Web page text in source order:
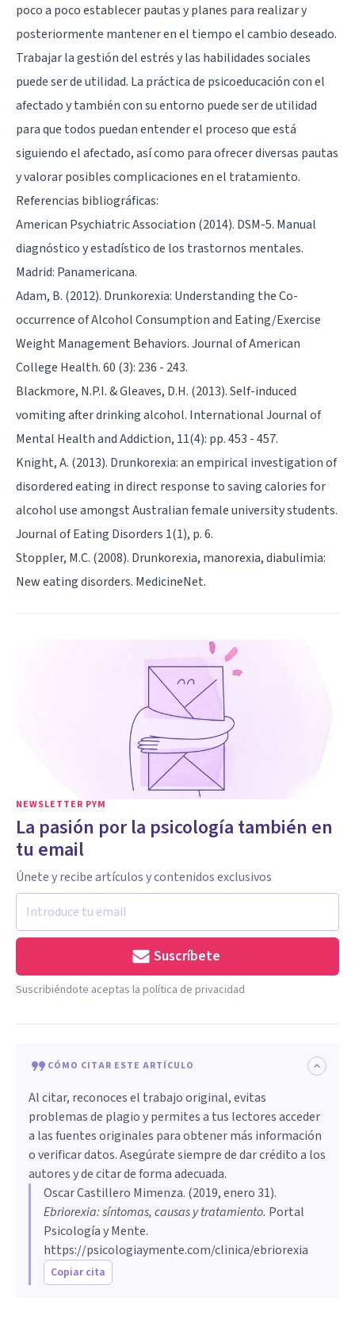
poco a poco establecer pautas y planes para realizar y
posteriormente mantener en el tiempo el cambio deseado.
Trabajar la gestión del estrés y las habilidades sociales
puede ser de utilidad. La práctica de psicoeducación con el
afectado y también con su entorno puede ser de utilidad
para que todos puedan entender el proceso que está
siguiendo el afectado, así como para ofrecer diversas pautas
y valorar posibles complicaciones en el tratamiento.
Referencias bibliográficas:
American Psychiatric Association (2014). DSM-5. Manual
diagnóstico y estadístico de los trastornos mentales.
Madrid: Panamericana.
Adam, B. (2012). Drunkorexia: Understanding the Co-
occurrence of Alcohol Consumption and Eating/Exercise
Weight Management Behaviors. Journal of American
College Health. 60 (3): 236 - 243.
Blackmore, N.P.I. & Gleaves, D.H. (2013). Self-induced
vomiting after drinking alcohol. International Journal of
Mental Health and Addiction, 11(4): pp. 453 - 457.
Knight, A. (2013). Drunkorexia: an empirical investigation of
disordered eating in direct response to saving calories for
alcohol use amongst Australian female university students.
Journal of Eating Disorders 1(1), p. 6.
Stoppler, M.C. (2008). Drunkorexia, manorexia, diabulimia:
New eating disorders. MedicineNet.
NEWSLETTER PYM
La pasión por la psicología también en
tu email
Únete y recibe artículos y contenidos exclusivos
Suscríbete
Suscribiéndote aceptas la política de privacidad
CÓMO CITAR ESTE ARTÍCULO
Al citar, reconoces el trabajo original, evitas
problemas de plagio y permites a tus lectores acceder
a las fuentes originales para obtener más información
o verificar datos. Asegúrate siempre de dar crédito a los
autores y de citar de forma adecuada.
Oscar Castillero Mimenza. (2019, enero 31).
Ebriorexia: síntomas, causas y tratamiento. Portal
Psicología y Mente.
https://psicologiaymente.com/clinica/ebriorexia
Copiar cita